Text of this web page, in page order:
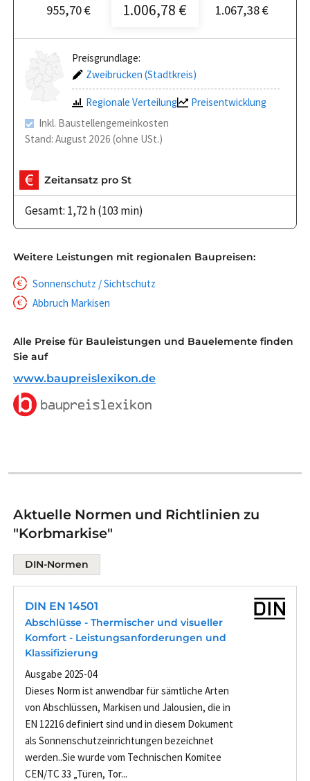
955,70 € 1.006,78 € 1.067,38 €
Preisgrundlage:
Zweibrücken (Stadtkreis)
Regionale Verteilung
Preisentwicklung
Inkl. Baustellengemeinkosten
Stand: August 2026 (ohne USt.)
Zeitansatz pro St
Gesamt: 1,72 h (103 min)
Weitere Leistungen mit regionalen Baupreisen:
Sonnenschutz / Sichtschutz
Abbruch Markisen
Alle Preise für Bauleistungen und Bauelemente finden
Sie auf
www.baupreislexikon.de
Aktuelle Normen und Richtlinien zu
"Korbmarkise"
DIN-Normen
DIN EN 14501
Abschlüsse - Thermischer und visueller
Komfort - Leistungsanforderungen und
Klassifizierung
Ausgabe 2025-04
Dieses Norm ist anwendbar für sämtliche Arten
von Abschlüssen, Markisen und Jalousien, die in
EN 12216 definiert sind und in diesem Dokument
als Sonnenschutzeinrichtungen bezeichnet
werden..Sie wurde vom Technischen Komitee
CEN/TC 33 „Türen, Tor...